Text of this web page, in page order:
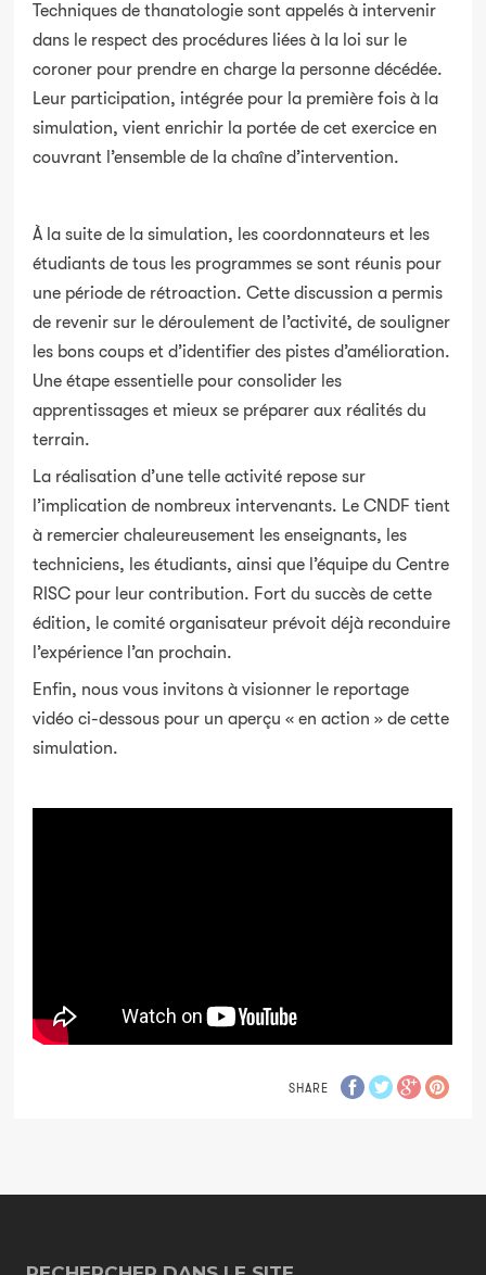
Techniques de thanatologie sont appelés à intervenir
dans le respect des procédures liées à la loi sur le
coroner pour prendre en charge la personne décédée.
Leur participation, intégrée pour la première fois à la
simulation, vient enrichir la portée de cet exercice en
couvrant l’ensemble de la chaîne d’intervention.
À la suite de la simulation, les coordonnateurs et les
étudiants de tous les programmes se sont réunis pour
une période de rétroaction. Cette discussion a permis
de revenir sur le déroulement de l’activité, de souligner
les bons coups et d’identifier des pistes d’amélioration.
Une étape essentielle pour consolider les
apprentissages et mieux se préparer aux réalités du
terrain.
La réalisation d’une telle activité repose sur
l’implication de nombreux intervenants. Le CNDF tient
à remercier chaleureusement les enseignants, les
techniciens, les étudiants, ainsi que l’équipe du Centre
RISC pour leur contribution. Fort du succès de cette
édition, le comité organisateur prévoit déjà reconduire
l’expérience l’an prochain.
Enfin, nous vous invitons à visionner le reportage
vidéo ci-dessous pour un aperçu « en action » de cette
simulation.
SHARE